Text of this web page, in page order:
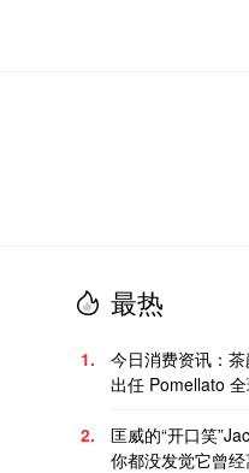
最热
1.
今日消费资讯：
出任 Pomellato
2.
匡威的“开口笑
你都没发觉它曾